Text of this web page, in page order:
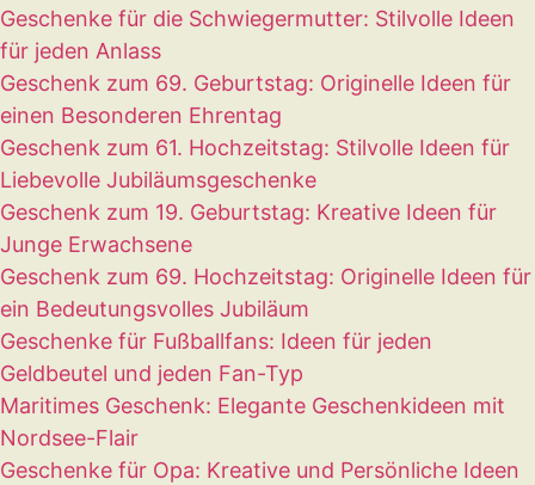
Geschenke für die Schwiegermutter: Stilvolle Ideen
für jeden Anlass
Geschenk zum 69. Geburtstag: Originelle Ideen für
einen Besonderen Ehrentag
Geschenk zum 61. Hochzeitstag: Stilvolle Ideen für
Liebevolle Jubiläumsgeschenke
Geschenk zum 19. Geburtstag: Kreative Ideen für
Junge Erwachsene
Geschenk zum 69. Hochzeitstag: Originelle Ideen für
ein Bedeutungsvolles Jubiläum
Geschenke für Fußballfans: Ideen für jeden
Geldbeutel und jeden Fan-Typ
Maritimes Geschenk: Elegante Geschenkideen mit
Nordsee-Flair
Geschenke für Opa: Kreative und Persönliche Ideen